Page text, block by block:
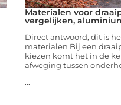
Materialen voor
vergelijken,
Direct antwoord, dit is
materialen Bij een
kiezen komt het in de
afweging tussen
...